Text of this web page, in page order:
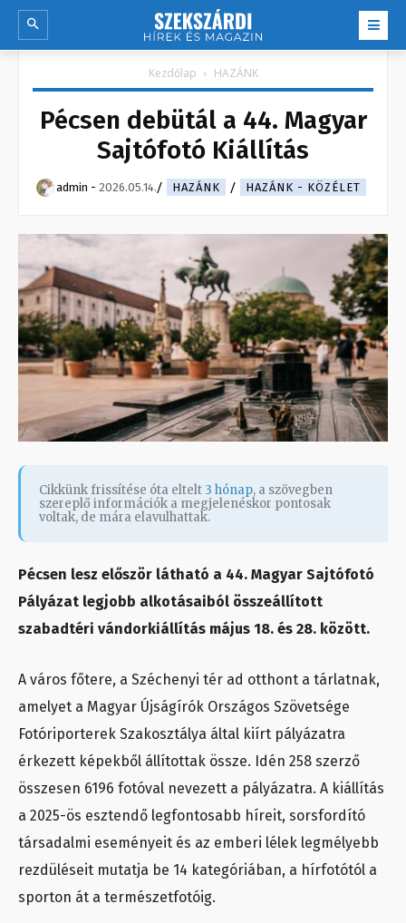
Kezdőlap HAZÁNK
Pécsen debütál a 44. Magyar
Sajtófotó Kiállítás
admin - 2026.05.14. HAZÁNK HAZÁNK - KÖZÉLET
Cikkünk frissítése óta eltelt 3 hónap, a szövegben
szereplő információk a megjelenéskor pontosak
voltak, de mára elavulhattak.
Pécsen lesz először látható a 44. Magyar Sajtófotó
Pályázat legjobb alkotásaiból összeállított
szabadtéri vándorkiállítás május 18. és 28. között.
A város főtere, a Széchenyi tér ad otthont a tárlatnak,
amelyet a Magyar Újságírók Országos Szövetsége
Fotóriporterek Szakosztálya által kiírt pályázatra
érkezett képekből állítottak össze. Idén 258 szerző
összesen 6196 fotóval nevezett a pályázatra. A kiállítás
a 2025-ös esztendő legfontosabb híreit, sorsfordító
társadalmi eseményeit és az emberi lélek legmélyebb
rezdüléseit mutatja be 14 kategóriában, a hírfotótól a
sporton át a természetfotóig.